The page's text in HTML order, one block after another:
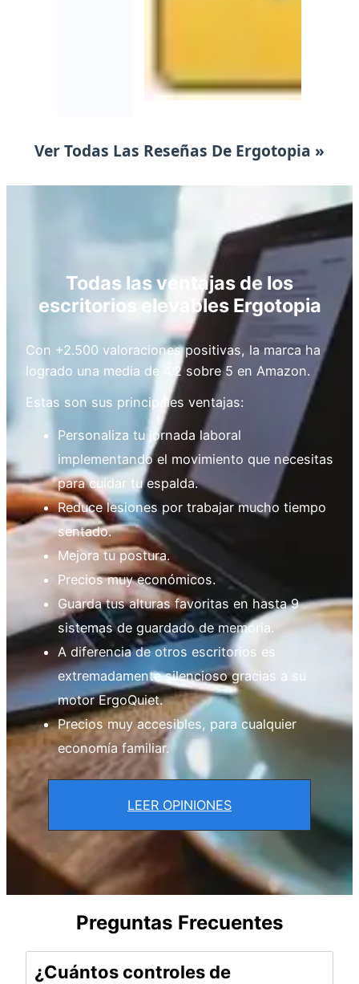
Ver Todas Las Reseñas De Ergotopia »
Todas las ventajas de los
escritorios elevables Ergotopia
Con +2.500 valoraciones positivas, la marca ha
logrado una media de 4.2 sobre 5 en Amazon.
Estas son sus principales ventajas:
Personaliza tu jornada laboral
implementando el movimiento que necesitas
para cuidar tu espalda.
Reduce lesiones por trabajar mucho tiempo
sentado.
Mejora tu postura.
Precios muy económicos.
Guarda tus alturas favoritas en hasta 9
sistemas de guardado de memoria.
A diferencia de otros escritorios es
extremadamente silencioso gracias a su
motor ErgoQuiet.
Precios muy accesibles, para cualquier
economía familiar.
LEER OPINIONES
Preguntas Frecuentes
¿Cuántos controles de